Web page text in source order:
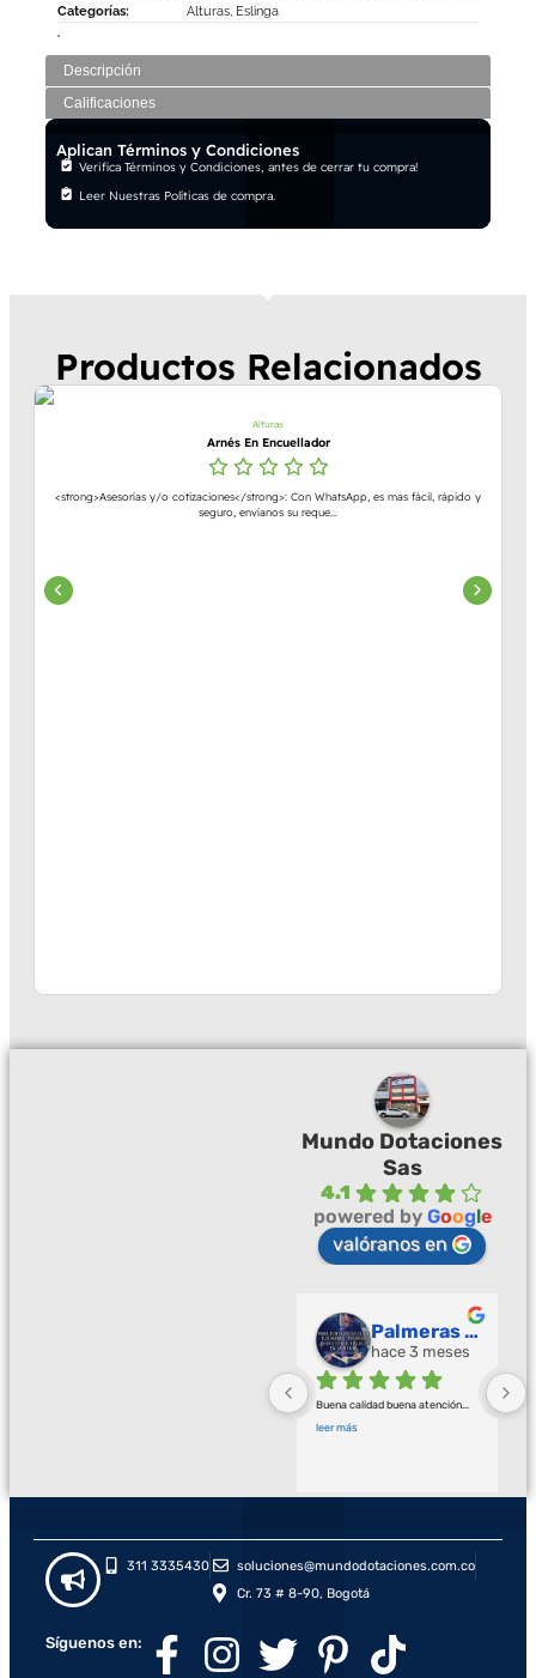
Descripción
Calificaciones
Categorías: Alturas, Eslinga
Aplican Términos y Condiciones
Verifica Términos y Condiciones, antes de cerrar tu compra!
Leer Nuestras Políticas de compra.
Productos Relacionados
Alturas
Arnés En Encuellador
<strong>Asesorías y/o cotizaciones</strong>: Con WhatsApp, es mas fácil, rápido y
seguro, envíanos su reque...
Mundo Dotaciones
Sas
4.1
powered by Google
valóranos en
Palmeras Doradas
hace 3 meses
Buena calidad buena atención
leer más
311 3335430
soluciones@mundodotaciones.com.co
Cr. 73 # 8-90, Bogotá
Síguenos en: